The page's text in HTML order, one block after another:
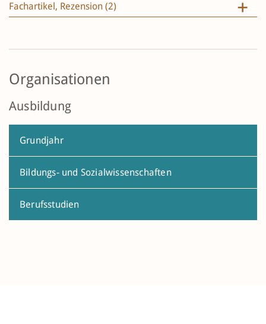
Fachartikel, Rezension (2)
Organisationen
Ausbildung
Grundjahr
Bildungs- und Sozialwissenschaften
Berufsstudien